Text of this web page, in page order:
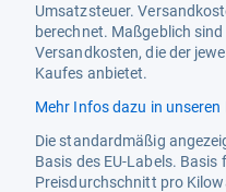
Umsatzsteuer.
berechnet. Maßgeblich
Versandkosten, die der
Kaufes anbietet.
Mehr Infos dazu in unseren
Die standardmäßig
Basis des EU-Labels.
Preisdurchschnitt pro